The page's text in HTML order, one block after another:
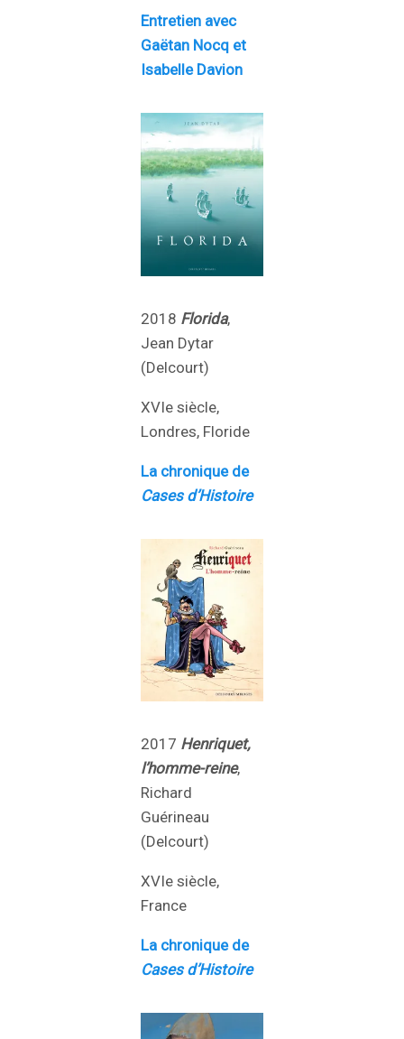
Entretien avec
Gaëtan Nocq et
Isabelle Davion
2018 Florida,
Jean Dytar
(Delcourt)
XVIe siècle,
Londres, Floride
La chronique de
Cases d’Histoire
2017 Henriquet,
l’homme-reine,
Richard
Guérineau
(Delcourt)
XVIe siècle,
France
La chronique de
Cases d’Histoire